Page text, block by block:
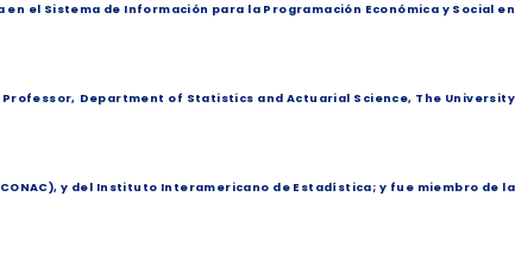
el Sistema de Información para la Programación Económica y Social en
Department of Statistics and Actuarial Science, The University
y del Instituto Interamericano de Estadística; y fue miembro de la